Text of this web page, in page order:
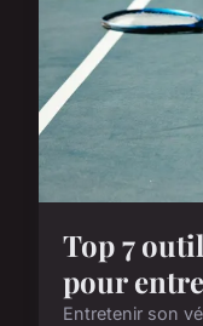
Top 7
pour
Entretenir son